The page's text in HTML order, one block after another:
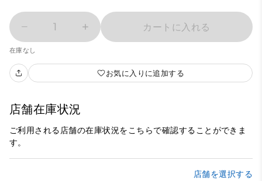
1 カートに入れる
在庫なし
お気に入りに追加する
店舗在庫状況
ご利用される店舗の在庫状況をこちらで確認することができま
す。
店舗を選択する